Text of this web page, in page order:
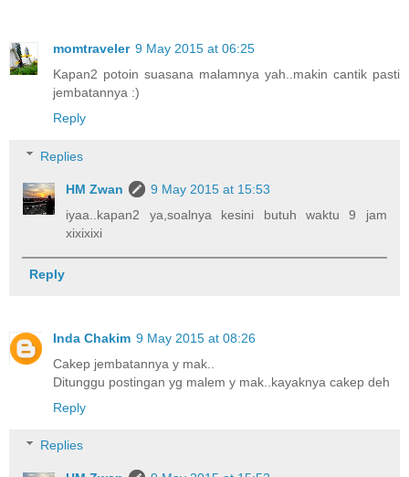
momtraveler 9 May 2015 at 06:25
Kapan2 potoin suasana malamnya yah..makin cantik pasti
jembatannya :)
Reply
Replies
HM Zwan
9 May 2015 at 15:53
iyaa..kapan2 ya,soalnya kesini butuh waktu 9 jam
xixixixi
Reply
Inda Chakim 9 May 2015 at 08:26
Cakep jembatannya y mak..
Ditunggu postingan yg malem y mak..kayaknya cakep deh
Reply
Replies